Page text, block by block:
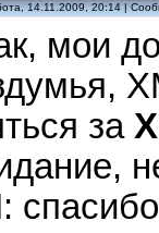
14.11.2009, 20:14 |
мои
за